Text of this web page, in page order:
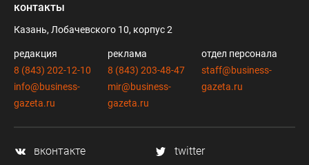
контакты
Казань, Лобачевского 10, корпус 2
редакция
8 (843) 202-12-10
info@business-
gazeta.ru
реклама
8 (843) 203-48-47
mir@business-
gazeta.ru
отдел персонала
staff@business-
gazeta.ru
вконтакте
twitter